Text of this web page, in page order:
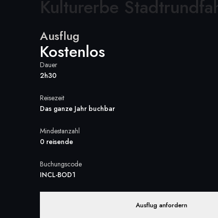
Kulturerbe
Ausflug
Kostenlos
Dauer
2h30
Reisezeit
Das ganze Jahr buchbar
Mindestanzahl
0 reisende
Buchungscode
INCL-BOD1
Ausflug anfordern